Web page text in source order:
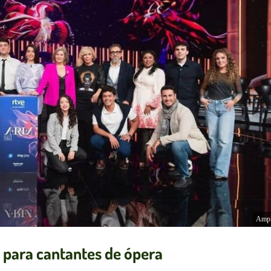
cantantes de ópera